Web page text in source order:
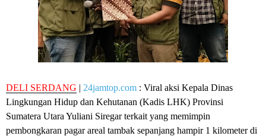
DELI SERDANG | 24jamtop.com : Viral aksi Kepala Dinas
Lingkungan Hidup dan Kehutanan (Kadis LHK) Provinsi
Sumatera Utara Yuliani Siregar terkait yang memimpin
pembongkaran pagar areal tambak sepanjang hampir 1 kilometer di